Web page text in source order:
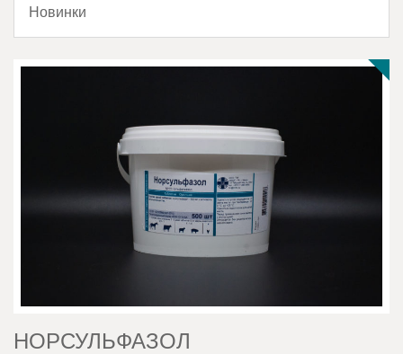
Новинки
НОРСУЛЬФАЗОЛ